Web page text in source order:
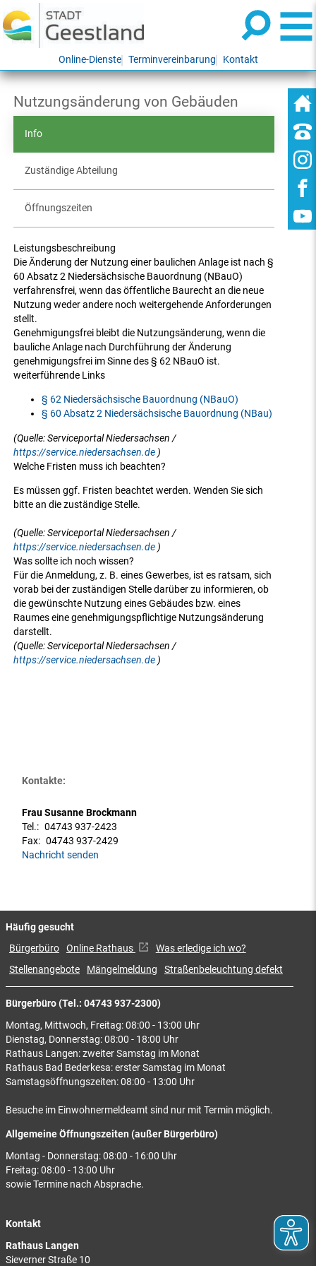
Online-Dienste Terminvereinbarung Kontakt
Nutzungsänderung von Gebäuden
Info
Zuständige Abteilung
Öffnungszeiten
Leistungsbeschreibung
Die Änderung der Nutzung einer baulichen Anlage ist nach §
60 Absatz 2 Niedersächsische Bauordnung (NBauO)
verfahrensfrei, wenn das öffentliche Baurecht an die neue
Nutzung weder andere noch weitergehende Anforderungen
stellt.
Genehmigungsfrei bleibt die Nutzungsänderung, wenn die
bauliche Anlage nach Durchführung der Änderung
genehmigungsfrei im Sinne des § 62 NBauO ist.
weiterführende Links
§ 62 Niedersächsische Bauordnung (NBauO)
§ 60 Absatz 2 Niedersächsische Bauordnung (NBau)
(Quelle: Serviceportal Niedersachsen /
https://service.niedersachsen.de )
Welche Fristen muss ich beachten?
Es müssen ggf. Fristen beachtet werden. Wenden Sie sich
bitte an die zuständige Stelle.
(Quelle: Serviceportal Niedersachsen /
https://service.niedersachsen.de )
Was sollte ich noch wissen?
Für die Anmeldung, z. B. eines Gewerbes, ist es ratsam, sich
vorab bei der zuständigen Stelle darüber zu informieren, ob
die gewünschte Nutzung eines Gebäudes bzw. eines
Raumes eine genehmigungspflichtige Nutzungsänderung
darstellt.
(Quelle: Serviceportal Niedersachsen /
https://service.niedersachsen.de )
Kontakte:
Frau Susanne Brockmann
Tel.: 04743 937-2423
Fax: 04743 937-2429
Nachricht senden
Bürgerbüro (Tel.: 04743 937-2300)
Montag, Mittwoch, Freitag: 08:00 - 13:00 Uhr
Dienstag, Donnerstag: 08:00 - 18:00 Uhr
Rathaus Langen: zweiter Samstag im Monat
Rathaus Bad Bederkesa: erster Samstag im Monat
Samstagsöffnungszeiten: 08:00 - 13:00 Uhr
Besuche im Einwohnermeldeamt sind nur mit Termin möglich.
Allgemeine Öffnungszeiten (außer Bürgerbüro)
Montag - Donnerstag: 08:00 - 16:00 Uhr
Freitag: 08:00 - 13:00 Uhr
sowie Termine nach Absprache.
Kontakt
Rathaus Langen
Sieverner Straße 10
Häufig gesucht
Bürgerbüro Online Rathaus
Was erledige ich wo?
Stellenangebote
Mängelmeldung Straßenbeleuchtung defekt